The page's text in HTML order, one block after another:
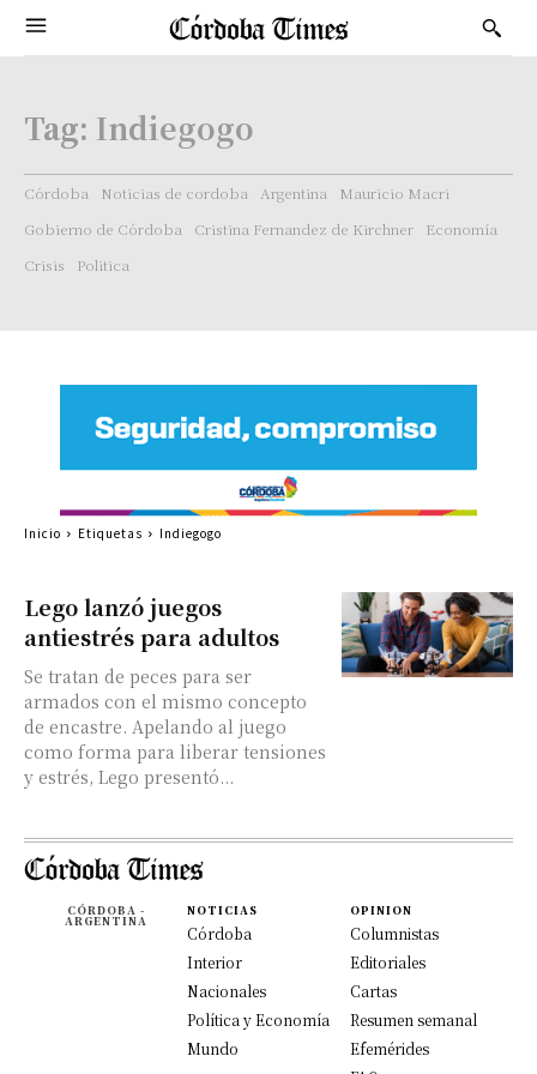
Tag: Indiegogo
Córdoba Noticias de cordoba Argentina
Mauricio Macri
Gobierno de Córdoba
Cristina Fernandez de Kirchner
Economía
Crisis
Politica
Lego lanzó juegos
antiestrés para adultos
Se tratan de peces para ser
armados con el mismo concepto
de encastre. Apelando al juego
como forma para liberar tensiones
y estrés, Lego presentó...
Inicio Etiquetas Indiegogo
CÓRDOBA -
ARGENTINA
NOTICIAS
Córdoba
Interior
Nacionales
Política y Economía
Mundo
OPINION
Columnistas
Editoriales
Cartas
Resumen semanal
Efemérides